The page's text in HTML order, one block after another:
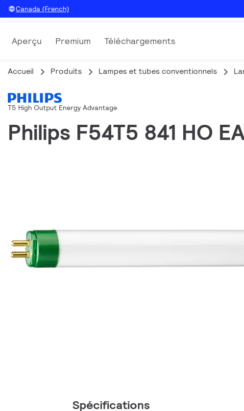
Canada (French)
Aperçu Premium Téléchargements
Accueil Produits Lampes et tubes conventionnels
T5 High Output Energy Advantage
Philips F54T5 841 HO
Spécifications